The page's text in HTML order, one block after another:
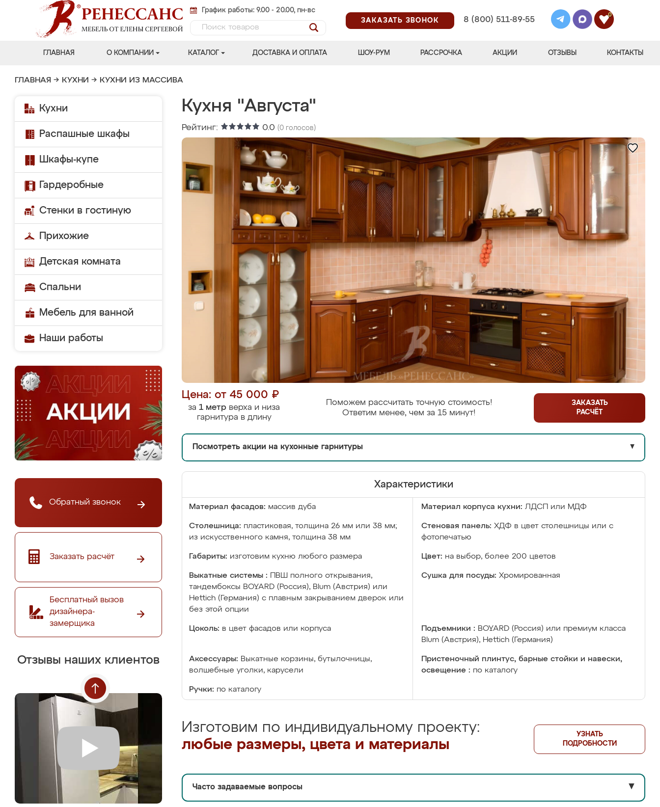
График работы: 9.00 - 20.00, пн-вс
ЗАКАЗАТЬ ЗВОНОК
8 (800) 511-89-55
0
ГЛАВНАЯ О КОМПАНИИ КАТАЛОГ ДОСТАВКА И ОПЛАТА ШОУ-РУМ РАССРОЧКА АКЦИИ ОТЗЫВЫ КОНТАКТЫ
ГЛАВНАЯ → КУХНИ → КУХНИ ИЗ МАССИВА
Кухни
Распашные шкафы
Шкафы-купе
Гардеробные
Стенки в гостиную
Прихожие
Детская комната
Спальни
Мебель для ванной
Наши работы
Обратный звонок
Заказать расчёт
Бесплатный вызов
дизайнера-
замерщика
Отзывы наших клиентов
Кухня "Августа"
Рейтинг: 0.0 (0 голосов)
Цена: от 45 000 ₽
за 1 метр верха и низа
гарнитура в длину
Поможем рассчитать точную стоимость!
Ответим менее, чем за 15 минут!
ЗАКАЗАТЬ
РАСЧЁТ
Посмотреть акции на кухонные гарнитуры ▼
Характеристики
Материал фасадов: массив дуба Материал корпуса кухни: ЛДСП или МДФ
Столешница: пластиковая, толщина 26 мм или 38 мм;
из искусственного камня, толщина 38 мм
Стеновая панель: ХДФ в цвет столешницы или с
фотопечатью
Габариты: изготовим кухню любого размера Цвет: на выбор, более 200 цветов
Выкатные системы :
ПВШ полного открывания,
тандембоксы BOYARD (Россия), Blum (Австрия) или
Hettich (Германия) с плавным закрыванием дверок или
без этой опции
Сушка для посуды: Хромированная
Цоколь: в цвет фасадов или корпуса Подъемники : BOYARD (Россия) или премиум класса
Blum (Австрия), Hettich (Германия)
Аксессуары: Выкатные корзины, бутылочницы,
волшебные уголки, карусели
Пристеночный плинтус, барные стойки и навески,
освещение : по каталогу
Ручки: по каталогу
Изготовим по индивидуальному проекту:
любые размеры, цвета и материалы
УЗНАТЬ
ПОДРОБНОСТИ
Часто задаваемые вопросы ▼